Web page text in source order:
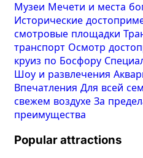
Музеи Мечети и места
Исторические
смотровые площадки
транспорт Осмотр
круиз по Босфору
Шоу и развлечения
Впечатления Для всей
свежем воздухе За
преимущества
Popular attractions